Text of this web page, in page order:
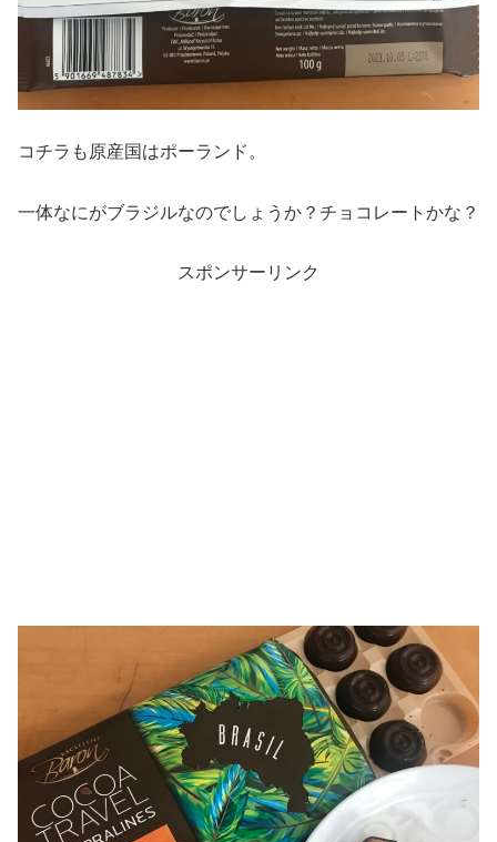
コチラも原産国はポーランド。
一体なにがブラジルなのでしょうか？チョコレートかな？
スポンサーリンク